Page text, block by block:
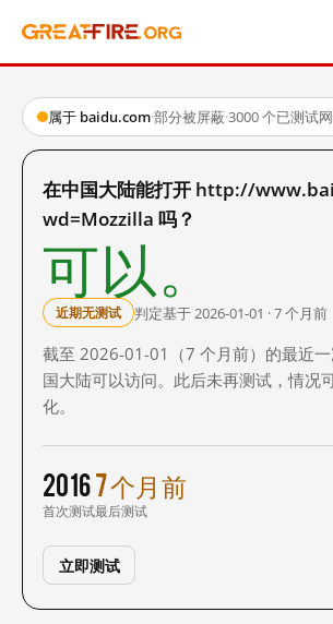
属于 baidu.com·部分被屏蔽·3000 个已测试
在中国大陆能打开 http://
wd=Mozzilla 吗？
可以。
近期无测试 判定基于 2026-01-01 · 7 个月前
截至 2026-01-01（7 个月前）的最近
国大陆可以访问。此后未再测试，情况
化。
2016
首次测试
7 个月前
最后测试
立即测试